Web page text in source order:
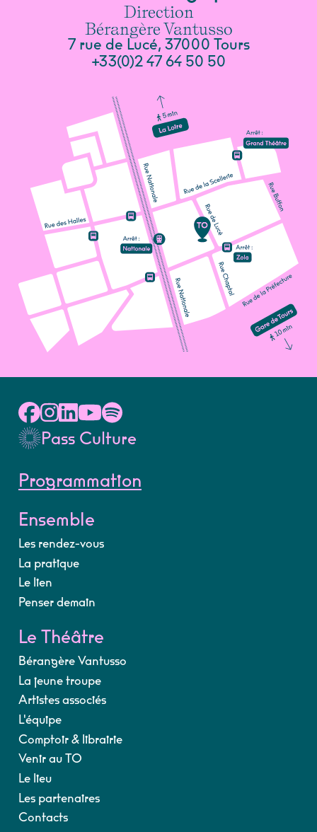
Direction
Bérangère Vantusso
7 rue de Lucé, 37000 Tours
+33(0)2 47 64 50 50
Pass Culture
Programmation
Ensemble
Les rendez-vous
La pratique
Le lien
Penser demain
Le Théâtre
Bérangère Vantusso
La jeune troupe
Artistes associés
L'équipe
Comptoir & librairie
Venir au TO
Le lieu
Les partenaires
Contacts